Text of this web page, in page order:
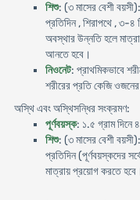
শিশু: (৩ মাসের বেশী
প্রতিদিন , শিরাপথে , ৩-
অবস্থার উন্নতি হলে
আনতে হবে।
নিওনেট: প্রাথমিকভাবে
শরীরের প্রতি কেজি
অস্থি এবং অস্থিসন্ধির সংক্রমণ:
পূর্ণবয়স্ক: ১.৫ গ্রাম দিনে
শিশু: (৩ মাসের বেশী
প্রতিদিন (পূর্ণবয়স্কদের
মাত্রায় প্রয়োগ করতে হবে।